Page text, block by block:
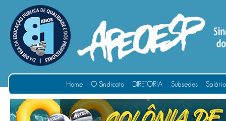
Home O Sindicato DIRETORIA Subsedes